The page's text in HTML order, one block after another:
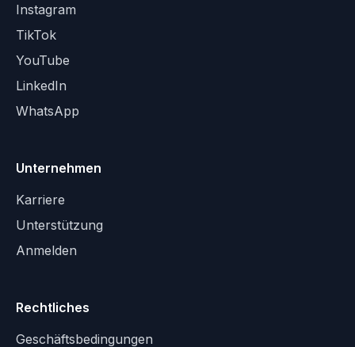
Instagram
TikTok
YouTube
LinkedIn
WhatsApp
Unternehmen
Karriere
Unterstützung
Anmelden
Rechtliches
Geschäftsbedingungen